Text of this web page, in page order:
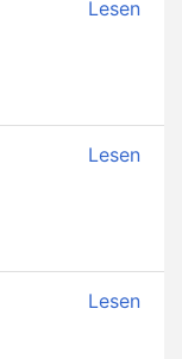
Lesen
Lesen
Lesen